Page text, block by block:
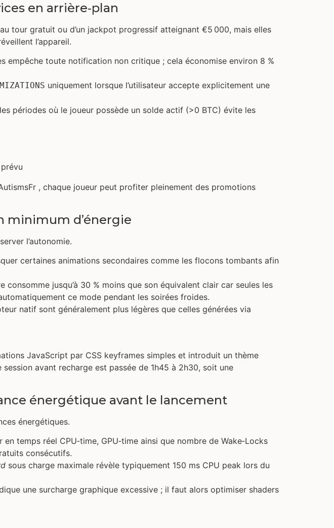
en arrière‑plan
tour gratuit ou d’un jackpot progressif atteignant €5 000, mais elles
l’appareil.
empêche toute notification non critique ; cela économise environ 8 %
uniquement lorsque l’utilisateur accepte explicitement une
périodes où le joueur possède un solde actif (>0 BTC) évite les
, chaque joueur peut profiter pleinement des promotions
minimum d’énergie
l’autonomie.
certaines animations secondaires comme les flocons tombants afin
jusqu’à 30 % moins que son équivalent clair car seules les
ce mode pendant les soirées froides.
natif sont généralement plus légères que celles générées via
JavaScript par CSS keyframes simples et introduit un thème
avant recharge est passée de 1h45 à 2h30, soit une
énergétique avant le lancement
énergétiques.
temps réel CPU‑time, GPU‑time ainsi que nombre de Wake‑Locks
consécutifs.
sous charge maximale révèle typiquement 150 ms CPU peak lors du
une surcharge graphique excessive ; il faut alors optimiser shaders